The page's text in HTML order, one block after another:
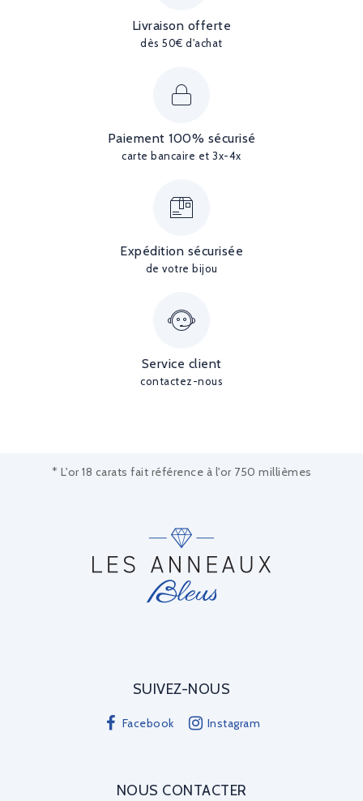
Livraison offerte
dès 50€ d'achat
Paiement 100% sécurisé
carte bancaire et 3x-4x
Expédition sécurisée
de votre bijou
Service client
contactez-nous
* L'or 18 carats fait référence à l'or 750 millièmes
SUIVEZ-NOUS
Facebook Instagram
NOUS CONTACTER